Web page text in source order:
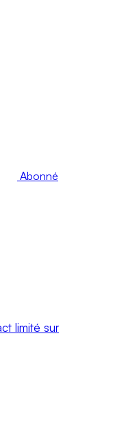
Abonné
limité sur